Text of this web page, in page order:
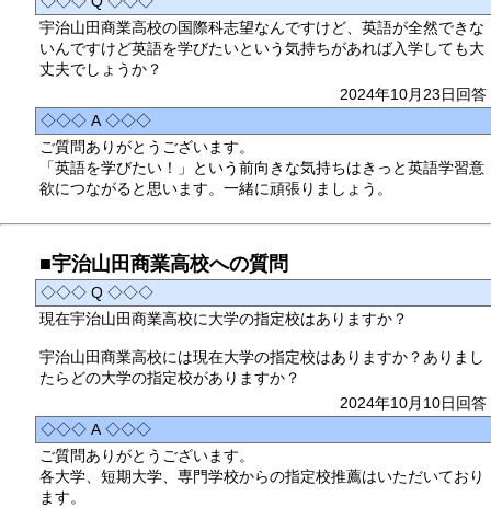
宇治山田商業高校の国際科志望なんですけど、英語が全然できな
いんですけど英語を学びたいという気持ちがあれば入学しても大
丈夫でしょうか？
2024年10月23日回答
◇◇◇ A ◇◇◇
ご質問ありがとうございます。
「英語を学びたい！」という前向きな気持ちはきっと英語学習意
欲につながると思います。一緒に頑張りましょう。
■宇治山田商業高校への質問
◇◇◇ Q ◇◇◇
現在宇治山田商業高校に大学の指定校はありますか？
宇治山田商業高校には現在大学の指定校はありますか？ありまし
たらどの大学の指定校がありますか？
2024年10月10日回答
◇◇◇ A ◇◇◇
ご質問ありがとうございます。
各大学、短期大学、専門学校からの指定校推薦はいただいており
ます。